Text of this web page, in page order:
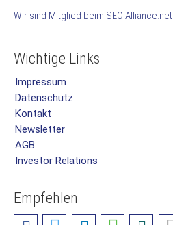
Wir sind Mitglied beim SEC-Alliance.net
Wichtige Links
Impressum
Datenschutz
Kontakt
Newsletter
AGB
Investor Relations
Empfehlen